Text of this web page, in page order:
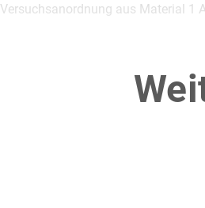
Versuchsanordnung aus Material 1
Material 1 Abb. 2 die